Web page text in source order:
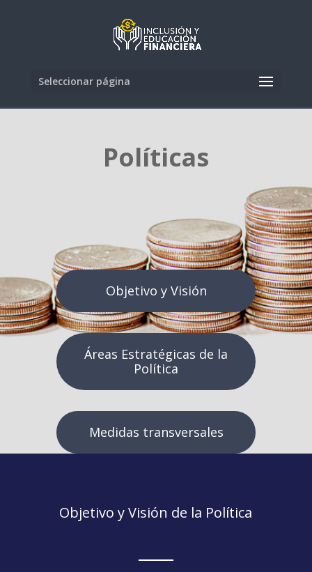
Seleccionar página
Políticas
Objetivo y Visión
Áreas Estratégicas de la
Política
Medidas transversales
Objetivo y Visión de la Política